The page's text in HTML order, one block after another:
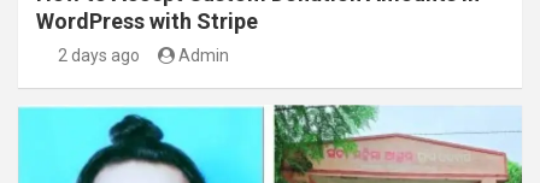
WordPress with Stripe
2 days ago Admin